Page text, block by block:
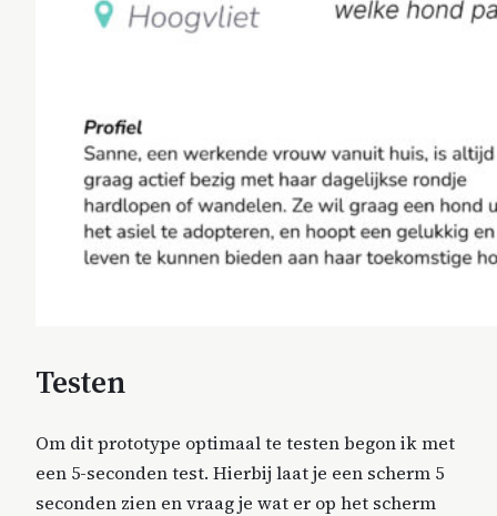
Testen
Om dit prototype optimaal te testen begon ik met
een 5-seconden test. Hierbij laat je een scherm 5
seconden zien en vraag je wat er op het scherm